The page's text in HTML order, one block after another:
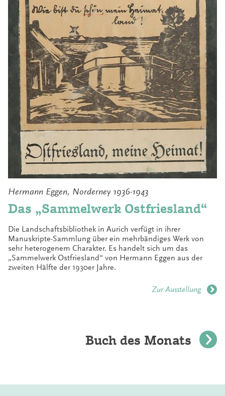
Hermann Eggen, Norderney 1936-1943
Das „Sammelwerk Ostfriesland“
Die Landschaftsbibliothek in Aurich verfügt in ihrer
Manuskripte-Sammlung über ein mehrbändiges Werk von
sehr heterogenem Charakter. Es handelt sich um das
„Sammelwerk Ostfriesland“ von Hermann Eggen aus der
zweiten Hälfte der 1930er Jahre.
Zur Ausstellung
Buch des Monats